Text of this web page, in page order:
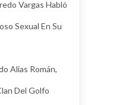
la
Vargas Habló
Sexual En Su
Alias Román,
Del Golfo